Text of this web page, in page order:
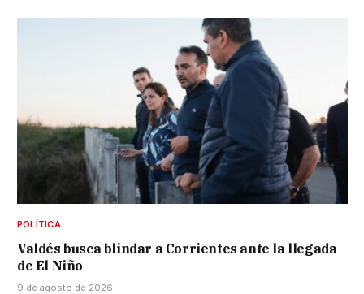
POLÍTICA
Valdés busca blindar a Corrientes ante la llegada
de El Niño
9 de agosto de 2026